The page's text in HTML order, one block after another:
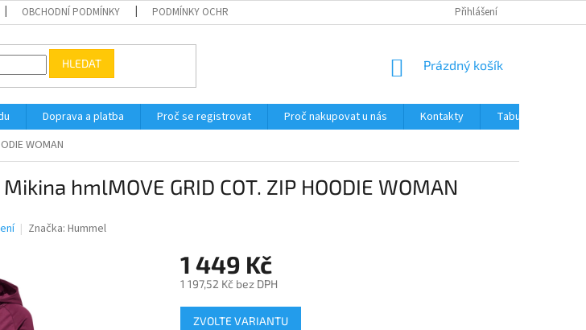
OBCHODNÍ PODMÍNKY PODMÍNKY OCHRANY OSOBNÍCH ÚDAJŮ JAK OVĚŘUJEME RECENZE NAŠEHO E-SHOPU ?
Přihlášení
HLEDAT
NÁKUPNÍ
Prázdný košík
Doprava a platba Proč se registrovat Proč nakupovat u nás Kontakty
Tabulka velikostí
WOMAN
hmlMOVE GRID COT. ZIP HOODIE WOMAN
Značka: Hummel
1 449 Kč
1 197,52 Kč bez DPH
Měrná
cena:
ZVOLTE VARIANTU